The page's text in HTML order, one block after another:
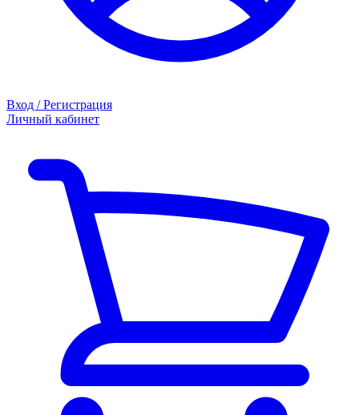
Вход / Регистрация
Личный кабинет